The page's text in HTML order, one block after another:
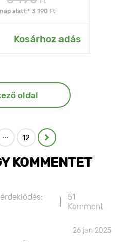
alatt:* 3 190 Ft
Kosárhoz adás
oldal
... 12
KOMMENTET
51
Komment
26 jan 2025